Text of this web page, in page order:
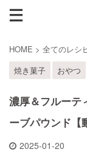
HOME > 全てのレシ
焼き菓子
おやつ
濃厚＆フルーテ
ーブパウンド【
2025-01-20